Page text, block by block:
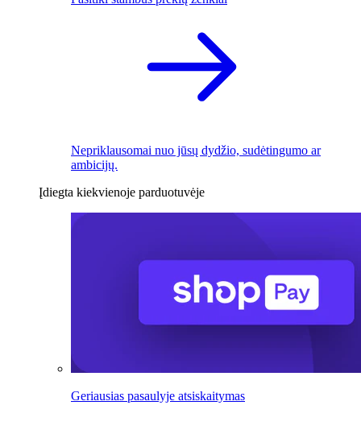
Nepriklausomai nuo jūsų dydžio, sudėtingumo ar
ambicijų.
Įdiegta kiekvienoje parduotuvėje
Geriausias pasaulyje atsiskaitymas